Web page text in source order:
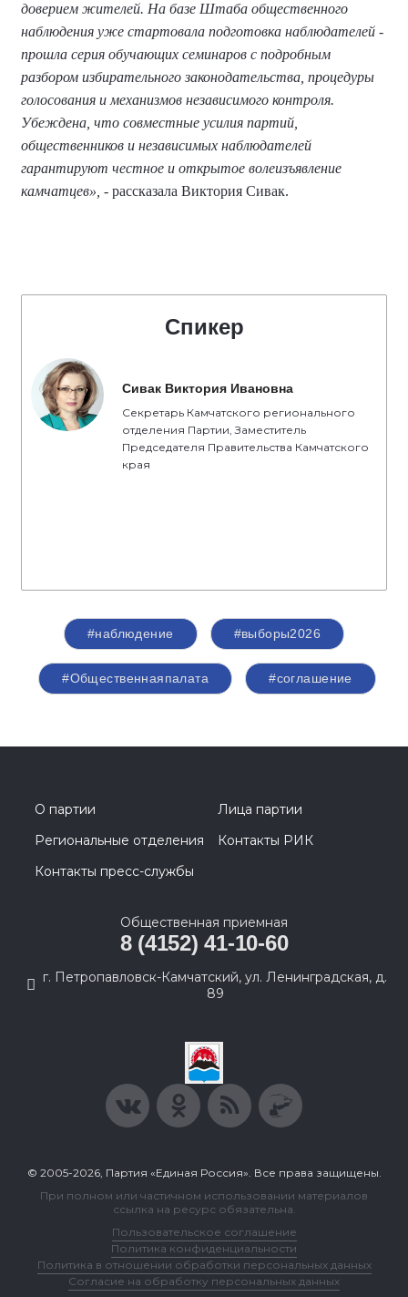
доверием жителей. На базе Штаба общественного
наблюдения уже стартовала подготовка наблюдателей -
прошла серия обучающих семинаров с подробным
разбором избирательного законодательства, процедуры
голосования и механизмов независимого контроля.
Убеждена, что совместные усилия партий,
общественников и независимых наблюдателей
гарантируют честное и открытое волеизъявление
камчатцев», - рассказала Виктория Сивак.
Спикер
Сивак Виктория Ивановна
Секретарь Камчатского регионального
отделения Партии, Заместитель
Председателя Правительства Камчатского
края
#наблюдение #выборы2026
#Общественнаяпалата #соглашение
О партии
Лица партии
Региональные отделения
Контакты РИК
Контакты пресс-службы
Общественная приемная
8 (4152) 41-10-60
г. Петропавловск-Камчатский, ул. Ленинградская, д.
89
© 2005-2026, Партия «Единая Россия». Все права защищены.
При полном или частичном использовании материалов
ссылка на ресурс обязательна.
Пользовательское соглашение
Политика конфиденциальности
Политика в отношении обработки персональных данных
Согласие на обработку персональных данных